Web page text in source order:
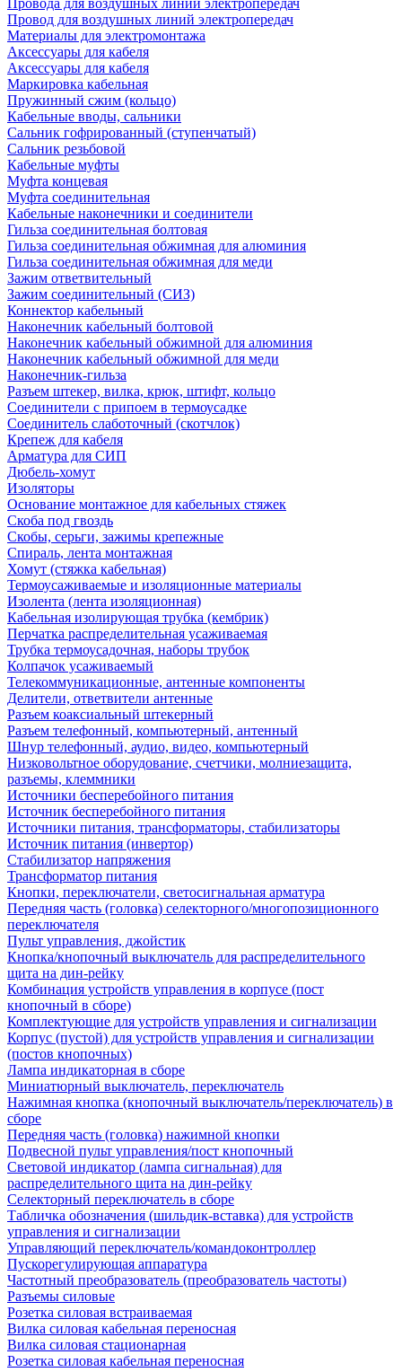
Провода для воздушных линий электропередач
Провод для воздушных линий электропередач
Материалы для электромонтажа
Аксессуары для кабеля
Аксессуары для кабеля
Маркировка кабельная
Пружинный сжим (кольцо)
Кабельные вводы, сальники
Сальник гофрированный (ступенчатый)
Сальник резьбовой
Кабельные муфты
Муфта концевая
Муфта соединительная
Кабельные наконечники и соединители
Гильза соединительная болтовая
Гильза соединительная обжимная для алюминия
Гильза соединительная обжимная для меди
Зажим ответвительный
Зажим соединительный (СИЗ)
Коннектор кабельный
Наконечник кабельный болтовой
Наконечник кабельный обжимной для алюминия
Наконечник кабельный обжимной для меди
Наконечник-гильза
Разъем штекер, вилка, крюк, штифт, кольцо
Соединители с припоем в термоусадке
Соединитель слаботочный (скотчлок)
Крепеж для кабеля
Арматура для СИП
Дюбель-хомут
Изоляторы
Основание монтажное для кабельных стяжек
Скоба под гвоздь
Скобы, серьги, зажимы крепежные
Спираль, лента монтажная
Хомут (стяжка кабельная)
Термоусаживаемые и изоляционные материалы
Изолента (лента изоляционная)
Кабельная изолирующая трубка (кембрик)
Перчатка распределительная усаживаемая
Трубка термоусадочная, наборы трубок
Колпачок усаживаемый
Телекоммуникационные, антенные компоненты
Делители, ответвители антенные
Разъем коаксиальный штекерный
Разъем телефонный, компьютерный, антенный
Шнур телефонный, аудио, видео, компьютерный
Низковольтное оборудование, счетчики, молниезащита,
разъемы, клеммники
Источники бесперебойного питания
Источник бесперебойного питания
Источники питания, трансформаторы, стабилизаторы
Источник питания (инвертор)
Стабилизатор напряжения
Трансформатор питания
Кнопки, переключатели, светосигнальная арматура
Передняя часть (головка) селекторного/многопозиционного
переключателя
Пульт управления, джойстик
Кнопка/кнопочный выключатель для распределительного
щита на дин-рейку
Комбинация устройств управления в корпусе (пост
кнопочный в сборе)
Комплектующие для устройств управления и сигнализации
Корпус (пустой) для устройств управления и сигнализации
(постов кнопочных)
Лампа индикаторная в сборе
Миниатюрный выключатель, переключатель
Нажимная кнопка (кнопочный выключатель/переключатель) в
сборе
Передняя часть (головка) нажимной кнопки
Подвесной пульт управления/пост кнопочный
Световой индикатор (лампа сигнальная) для
распределительного щита на дин-рейку
Селекторный переключатель в сборе
Табличка обозначения (шильдик-вставка) для устройств
управления и сигнализации
Управляющий переключатель/командоконтроллер
Пускорегулирующая аппаратура
Частотный преобразователь (преобразователь частоты)
Разъемы силовые
Розетка силовая встраиваемая
Вилка силовая кабельная переносная
Вилка силовая стационарная
Розетка силовая кабельная переносная